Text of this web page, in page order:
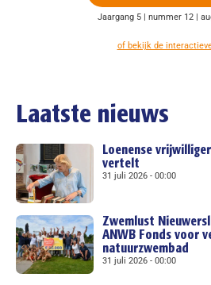
Jaargang 5 | nummer 12 |
of bekijk de
Laatste nieuws
Loenense
vertelt
31 juli 2026 00:00
Zwemlust
ANWB Fonds voor
natuurzwembad
31 juli 2026 00:00